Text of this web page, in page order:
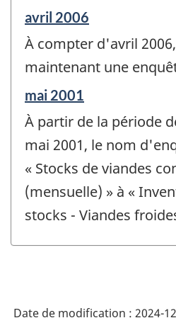
-
Période
de
référence
de
-
avril 2006
À compter d'avril
maintenant une
Période
de
référence
de
changement
-
mai 2001
À partir de la période
mai 2001, le nom
« Stocks de viandes
(mensuelle) » à «
stocks - Viandes
Date de modification : 2024-